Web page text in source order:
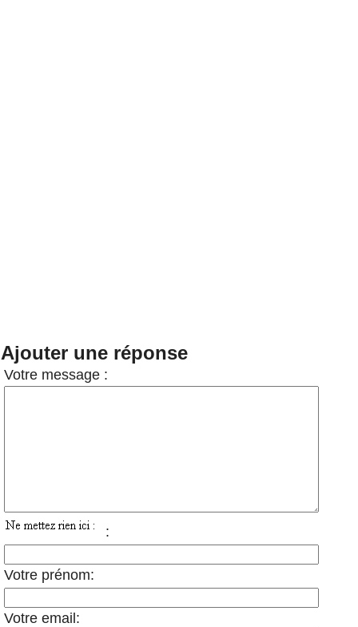
Ajouter une réponse
Votre message :
:
Votre prénom:
Votre email: